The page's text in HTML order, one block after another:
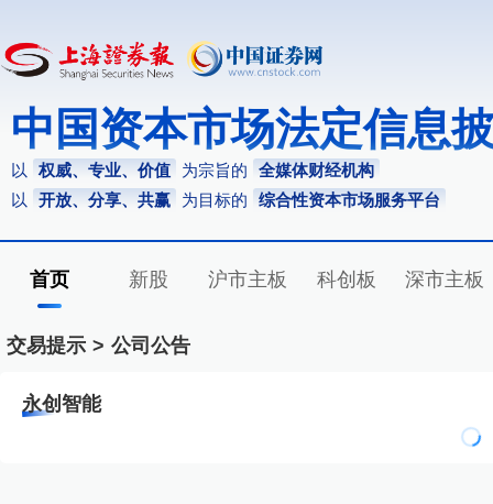
中国资本市场法定信息
以 权威、专业、价值 为宗旨的
全媒体财经机构
以
开放、分享、共赢 为目标的 综合性资本市场服务平台
首页 新股 沪市主板 科创板 深市主板
交易提示 > 公司公告
永创智能